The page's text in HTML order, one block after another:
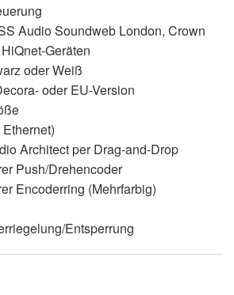
Audio Soundweb London, Crown
Geräten
oder Weiß
oder EU-Version
Architect per Drag-and-Drop
Push/Drehencoder
Encoderring (Mehrfarbig)
Entsperrung